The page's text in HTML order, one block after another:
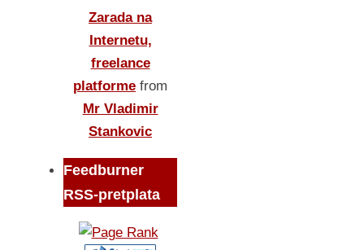
Zarada na
Internetu,
freelance
platforme from
Mr Vladimir
Stankovic
Feedburner
RSS-pretplata